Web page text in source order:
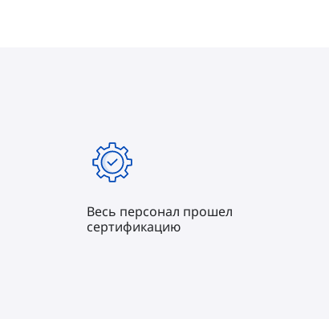
Весь персонал прошел
сертификацию